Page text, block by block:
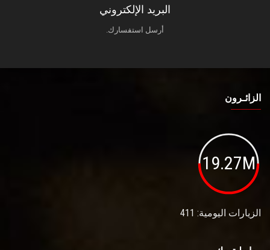
البريد الإلكتروني
أرسل استفسارك.
الزائـرون
19.27M
الزيارات اليومية: 411